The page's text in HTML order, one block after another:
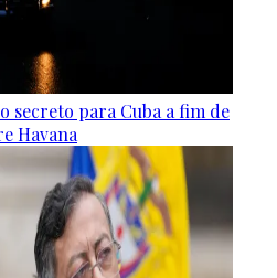
secreto para Cuba a fim de
Havana